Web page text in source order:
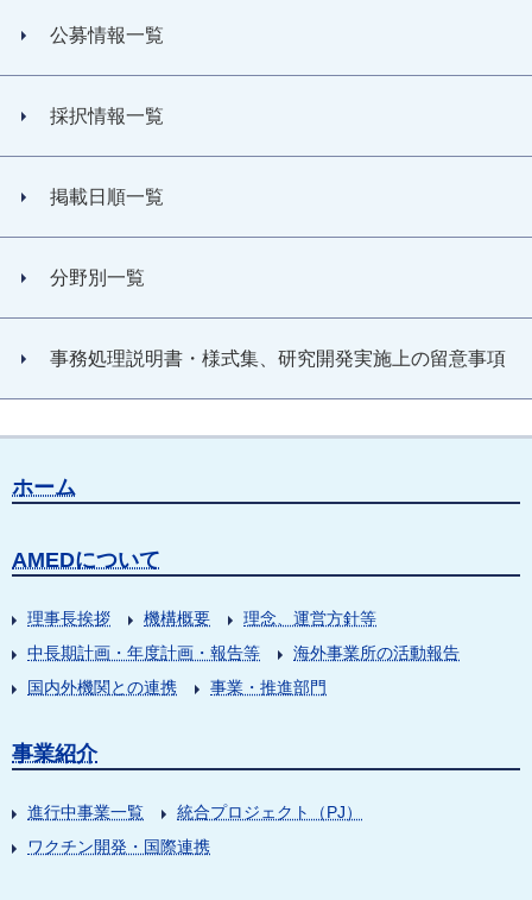
公募情報一覧
採択情報一覧
掲載日順一覧
分野別一覧
事務処理説明書・様式集、研究開発実施上の留意事項
ホーム
AMEDについて
理事長挨拶 機構概要
理念、運営方針等
中長期計画・年度計画・報告等
海外事業所の活動報告
国内外機関との連携
事業・推進部門
事業紹介
進行中事業一覧
統合プロジェクト（PJ）
ワクチン開発・国際連携